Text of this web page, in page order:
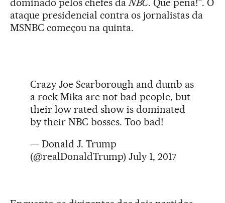
dominado pelos chefes daNBC. Que pena!”. O
ataque presidencial contra os jornalistas da
MSNBC começou na quinta.
Crazy Joe Scarborough and dumb as
a rock Mika are not bad people, but
their low rated show is dominated
by their NBC bosses. Too bad!
— Donald J. Trump
(@realDonaldTrump) July 1, 2017